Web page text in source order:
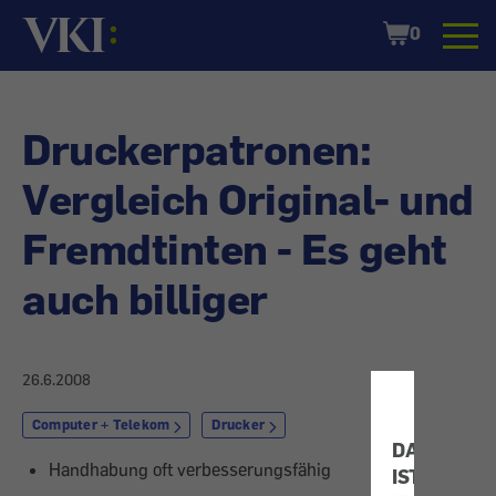
IST
Startseite
Shopping
Cart
0
Druckerpatronen:
Vergleich Original- und
Fremdtinten - Es geht
auch billiger
26.6.2008
Computer + Telekom Drucker
Handhabung oft verbesserungsfähig